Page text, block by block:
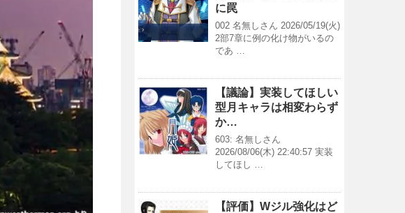
に罠
002 名無しさん 2026/05/19(火)
2部7章に例の化け物がいるの
であ …
【議論】実装してほしい
型月キャラは相変わらず
か…
603: 名無しさん
2026/08/06(木) 22:40:57 実装
してほし …
【評価】Wジル強化はど